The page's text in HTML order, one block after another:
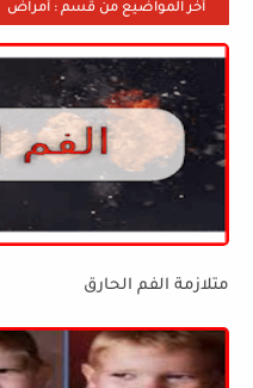
أخر المواضيع من قسم : أمراض
متلازمة الفم الحارق